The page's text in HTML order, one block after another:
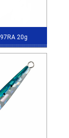
20g